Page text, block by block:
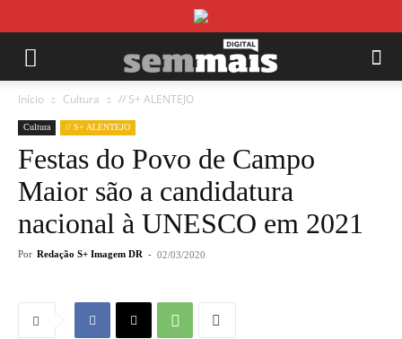
Início Cultura // S+ ALENTEJO
Cultura // S+ ALENTEJO
Festas do Povo de Campo
Maior são a candidatura
nacional à UNESCO em 2021
Por Redação S+ Imagem DR - 02/03/2020